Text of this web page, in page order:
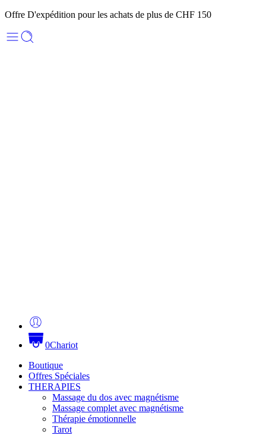
Offre D'expédition pour les achats de plus de CHF 150
0Chariot
Boutique
Offres Spéciales
THERAPIES
Massage du dos avec magnétisme
Massage complet avec magnétisme
Thérapie émotionnelle
Tarot